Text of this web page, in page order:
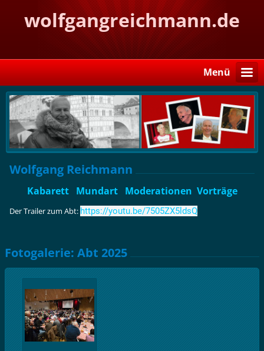
wolfgangreichmann.de
Menü
Wolfgang Reichmann
Kabarett Mundart Moderationen Vorträge
Der Trailer zum Abt: https://youtu.be/7505ZX5ldsQ
Fotogalerie: Abt 2025